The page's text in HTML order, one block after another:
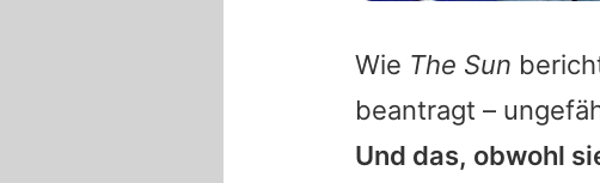
Wie The Sun
beantragt –
Und das, obwohl